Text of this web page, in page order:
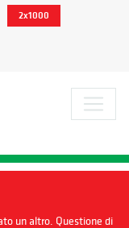
2x1000
un altro. Questione di